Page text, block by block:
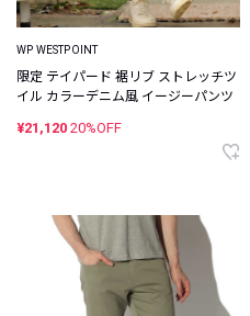
WP WESTPOINT
限定 テイパード 裾リブ ストレッチツ
イル カラーデニム風 イージーパンツ
¥21,120 20%OFF